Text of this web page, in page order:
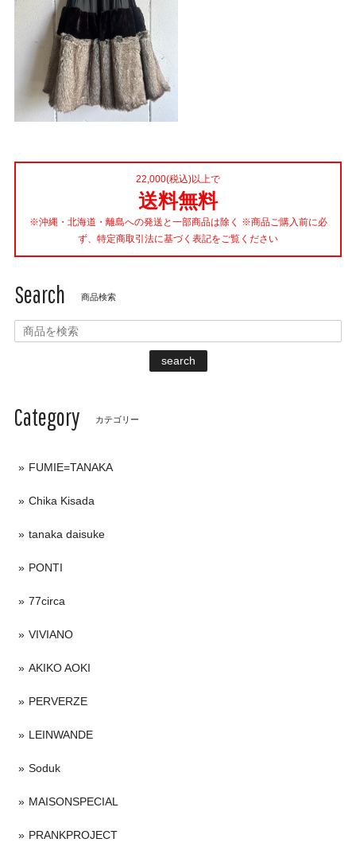
22,000(税込)以上で
送料無料
※沖縄・北海道・離島への発送と一部商品は除く ※商品ご購入前に必
ず、特定商取引法に基づく表記をご覧ください
Search 商品検索
search
Category カテゴリー
FUMIE=TANAKA
Chika Kisada
tanaka daisuke
PONTI
77circa
VIVIANO
AKIKO AOKI
PERVERZE
LEINWANDE
Soduk
MAISONSPECIAL
PRANKPROJECT